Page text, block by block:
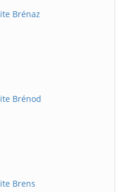
Brénaz
Brénod
Brens